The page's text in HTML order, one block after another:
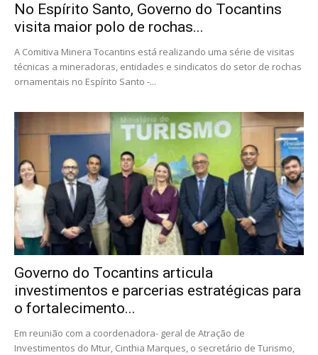
No Espírito Santo, Governo do Tocantins
visita maior polo de rochas...
A Comitiva Minera Tocantins está realizando uma série de visitas
técnicas a mineradoras, entidades e sindicatos do setor de rochas
ornamentais no Espírito Santo -...
Governo do Tocantins articula
investimentos e parcerias estratégicas para
o fortalecimento...
Em reunião com a coordenadora- geral de Atração de
Investimentos do Mtur, Cinthia Marques, o secretário de Turismo,